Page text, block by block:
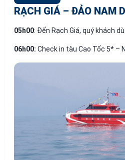
RẠCH GIÁ – ĐẢO NAM
05 h00: Đến Rạch Giá, quý khách
06h00: Check in tàu Cao Tốc 5* –